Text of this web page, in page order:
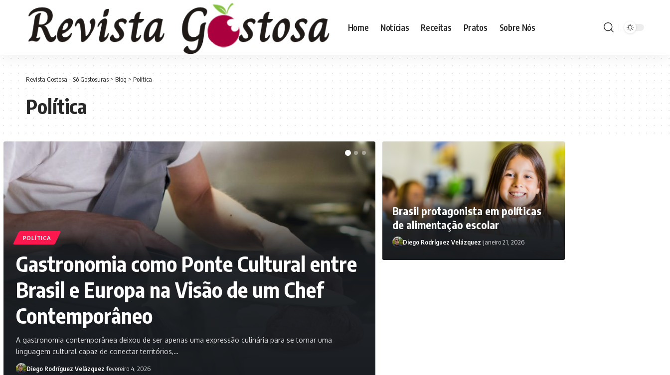
Home Notícias Receitas Pratos Sobre Nós
Revista Gostosa - Só Gostosuras > Blog > Política
Política
POLÍTICA
Gastronomia como Ponte Cultural entre
Brasil e Europa na Visão de um Chef
Contemporâneo
A gastronomia contemporânea deixou de ser apenas uma expressão culinária para se tornar uma
linguagem cultural capaz de conectar territórios,…
Diego Rodríguez Velázquez fevereiro 4, 2026
Brasil protagonista em políticas
de alimentação escolar
Diego Rodríguez Velázquez janeiro 21, 2026